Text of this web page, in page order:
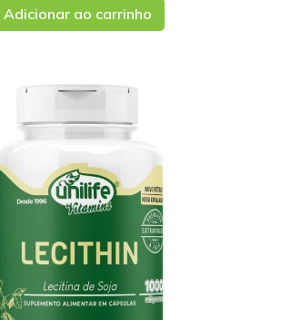
Adicionar ao carrinho